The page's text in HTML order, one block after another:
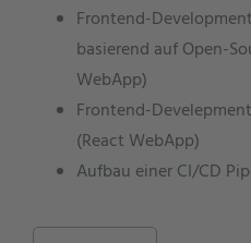
Frontend-
basierend auf Open-
WebApp)
Frontend-
(React WebApp)
Aufbau einer CI/CD